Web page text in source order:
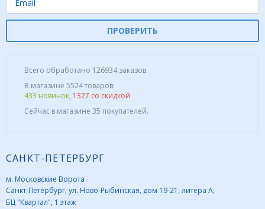
ПРОВЕРИТЬ
Всего обработано 126934 заказов.
В магазине 5524 товаров:
433 новинок, 1327 со скидкой
Сейчас в магазине 35 покупателей.
САНКТ-ПЕТЕРБУРГ
м. Московские Ворота
Санкт-Петербург, ул. Ново-Рыбинская, дом 19-21, литера А,
БЦ "Квартал", 1 этаж